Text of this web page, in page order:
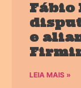
Fábio
e
LEIA MAIS »